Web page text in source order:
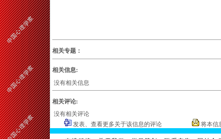
相关专题：
相关信息:
没有相关信息
相关评论:
没有相关评论
发表、查看更多关于该信息的评论
将本信